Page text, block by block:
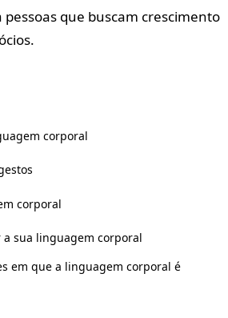
que buscam crescimento
corporal
corporal
sua linguagem corporal
em que a linguagem corporal é